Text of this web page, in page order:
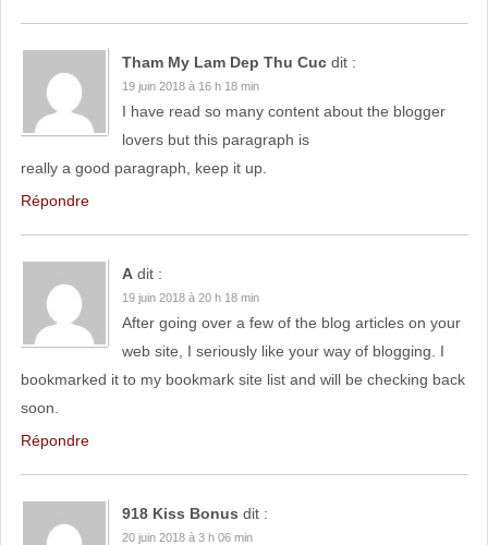
Tham My Lam Dep Thu Cuc dit :
19 juin 2018 à 16 h 18 min
I have read so many content about the blogger
lovers but this paragraph is
really a good paragraph, keep it up.
Répondre
A dit :
19 juin 2018 à 20 h 18 min
After going over a few of the blog articles on your
web site, I seriously like your way of blogging. I
bookmarked it to my bookmark site list and will be checking back
soon.
Répondre
918 Kiss Bonus dit :
20 juin 2018 à 3 h 06 min